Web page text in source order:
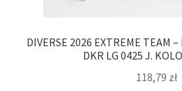
DIVERSE 2026 EXTREME TEAM
DKR LG 0425 J.
118,79 zł